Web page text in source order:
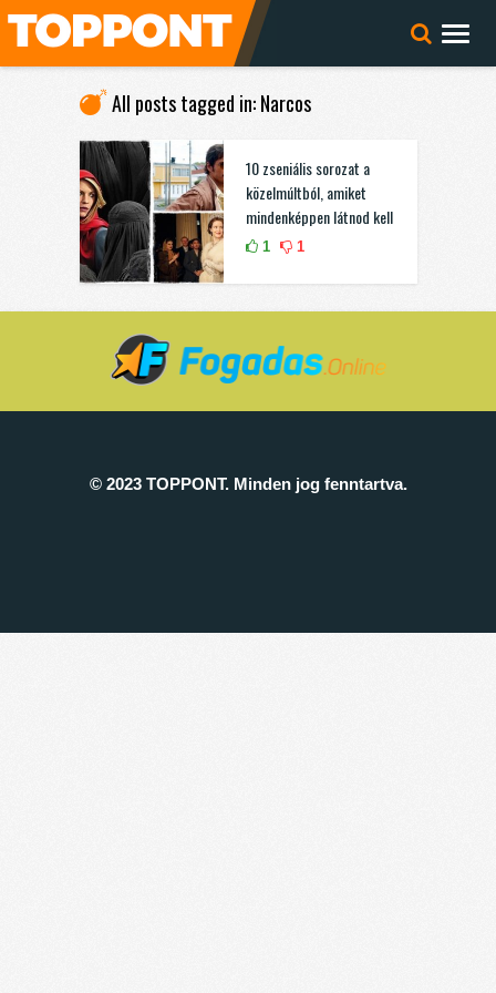
All posts tagged in: Narcos
10 zseniális sorozat a
közelmúltból, amiket
mindenképpen látnod kell
1 1
© 2023 TOPPONT. Minden jog fenntartva.